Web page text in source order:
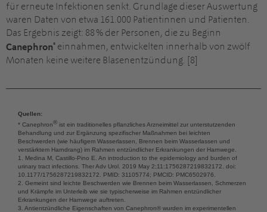
für erneute Infektionen senkt. Grundlage dieser Auswertung
waren Daten von etwa 161.000 Patientinnen und Patienten.
Das Ergebnis zeigt: 88 % der Personen, die zu Beginn
Canephron® einnahmen, entwickelten innerhalb von zwölf
Monaten keine weitere Blasenentzündung. [8]
Quellen:
* Canephron® ist ein traditionelles pflanzliches Arzneimittel zur unterstutzenden
Behandlung und zur Ergänzung spezifischer Maßnahmen bei leichten
Beschwerden (wie häufigem Wasserlassen, Brennen beim Wasserlassen und
verstärktem Harndrang) im Rahmen entzündlicher Erkrankungen der Harnwege.
1. Medina M, Castillo-Pino E. An introduction to the epidemiology and burden of
urinary tract infections. Ther Adv Urol. 2019 May 2;11:1756287219832172. doi:
10.1177/1756287219832172. PMID: 31105774; PMCID: PMC6502976.
2. Gemeint sind leichte Beschwerden wie Brennen beim Wasserlassen, Schmerzen
und Krämpfe im Unterleib wie sie typischerweise im Rahmen entzündlicher
Erkrankungen der Harnwege auftreten.
3. Antientzündliche Eigenschaften von Canephron® wurden im experimentellen